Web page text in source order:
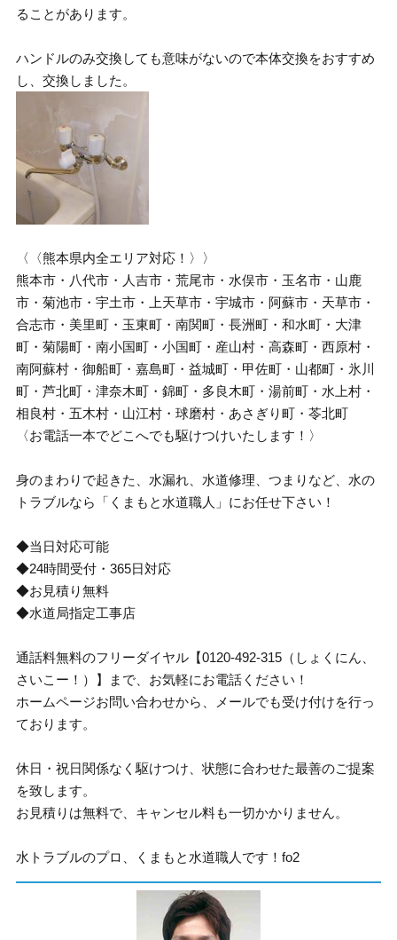
ることがあります。
ハンドルのみ交換しても意味がないので本体交換をおすすめ
し、交換しました。
〈〈熊本県内全エリア対応！〉〉
熊本市・八代市・人吉市・荒尾市・水俣市・玉名市・山鹿
市・菊池市・宇土市・上天草市・宇城市・阿蘇市・天草市・
合志市・美里町・玉東町・南関町・長洲町・和水町・大津
町・菊陽町・南小国町・小国町・産山村・高森町・西原村・
南阿蘇村・御船町・嘉島町・益城町・甲佐町・山都町・氷川
町・芦北町・津奈木町・錦町・多良木町・湯前町・水上村・
相良村・五木村・山江村・球磨村・あさぎり町・苓北町
〈お電話一本でどこへでも駆けつけいたします！〉
身のまわりで起きた、水漏れ、水道修理、つまりなど、水の
トラブルなら「くまもと水道職人」にお任せ下さい！
◆当日対応可能
◆24時間受付・365日対応
◆お見積り無料
◆水道局指定工事店
通話料無料のフリーダイヤル【0120-492-315（しょくにん、
さいこー！）】まで、お気軽にお電話ください！
ホームページお問い合わせから、メールでも受け付けを行っ
ております。
休日・祝日関係なく駆けつけ、状態に合わせた最善のご提案
を致します。
お見積りは無料で、キャンセル料も一切かかりません。
水トラブルのプロ、くまもと水道職人です！fo2